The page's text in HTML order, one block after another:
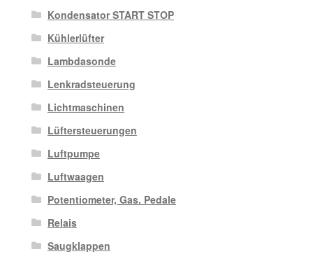
Kondensator START STOP
Kühlerlüfter
Lambdasonde
Lenkradsteuerung
Lichtmaschinen
Lüftersteuerungen
Luftpumpe
Luftwaagen
Potentiometer, Gas. Pedale
Relais
Saugklappen